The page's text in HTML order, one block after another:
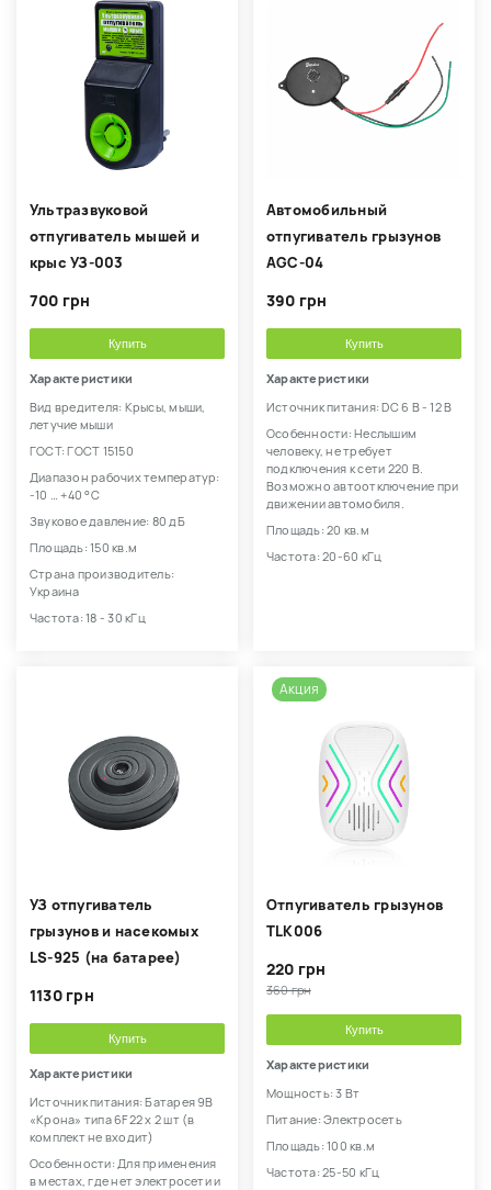
Ультразвуковой
отпугиватель мышей и
крыс УЗ-003
700 грн
Купить
Характеристики
Вид вредителя: Крысы, мыши,
летучие мыши
ГОСТ: ГОСТ 15150
Диапазон рабочих температур:
-10 … +40 °С
Звуковое давление: 80 дБ
Площадь: 150 кв.м
Страна производитель:
Украина
Частота: 18 - 30 кГц
Автомобильный
отпугиватель грызунов
AGC-04
390 грн
Купить
Характеристики
Источник питания: DC 6 В - 12 В
Особенности: Неслышим
человеку, не требует
подключения к сети 220 В.
Возможно автоотключение при
движении автомобиля.
Площадь: 20 кв.м
Частота: 20-60 кГц
УЗ отпугиватель
грызунов и насекомых
LS-925 (на батарее)
1130 грн
Купить
Характеристики
Источник питания: Батарея 9В
«Крона» типа 6F22 х 2 шт (в
комплект не входит)
Особенности: Для применения
в местах, где нет электросети и
Акция
Отпугиватель грызунов
TLK006
220 грн
360 грн
Купить
Характеристики
Мощность: 3 Вт
Питание: Электросеть
Площадь: 100 кв.м
Частота: 25-50 кГц